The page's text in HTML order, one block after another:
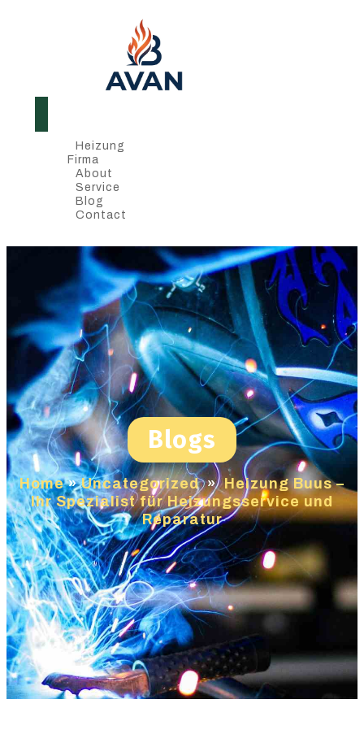
Heizung
Firma
About
Service
Blog
Contact
Blogs
Home»Uncategorized » Heizung Buus –
Ihr Spezialist für Heizungsservice und
Reparatur